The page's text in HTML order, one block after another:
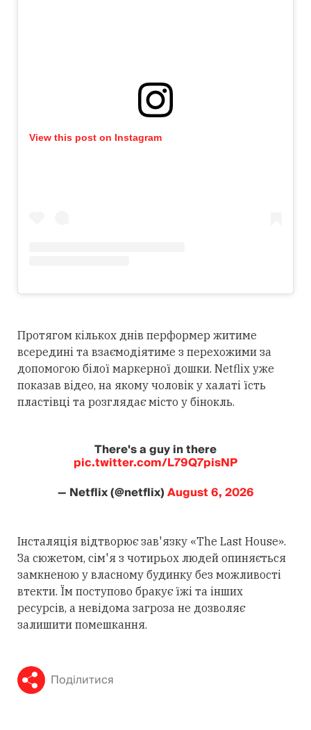
View this post on Instagram
Протягом кількох днів перформер житиме
всередині та взаємодіятиме з перехожими за
допомогою білої маркерної дошки. Netflix уже
показав відео, на якому чоловік у халаті їсть
пластівці та розглядає місто у бінокль.
There's a guy in there
pic.twitter.com/L79Q7pisNP
— Netflix (@netflix)August 6, 2026
Інсталяція відтворює зав'язку «The Last House».
За сюжетом, сім'я з чотирьох людей опиняється
замкненою у власному будинку без можливості
втекти. Їм поступово бракує їжі та інших
ресурсів, а невідома загроза не дозволяє
залишити помешкання.
Поділитися